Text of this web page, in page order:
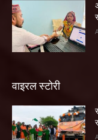
वाइरल स्टोरी